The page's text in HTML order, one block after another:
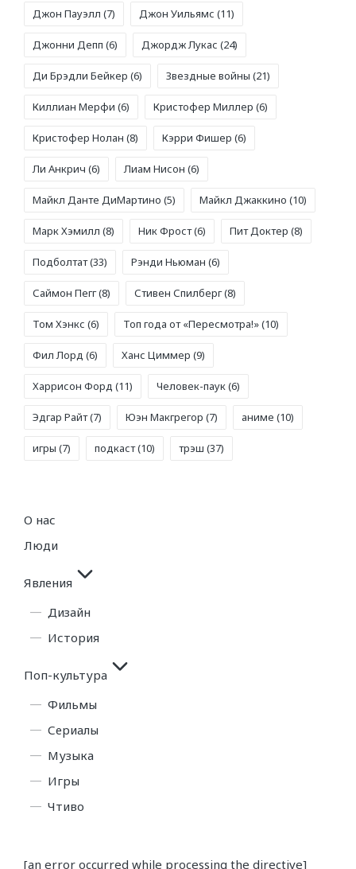
Джон Пауэлл (7) Джон Уильямс (11)
Джонни Депп (6) Джордж Лукас (24)
Ди Брэдли Бейкер (6) Звездные войны (21)
Киллиан Мерфи (6) Кристофер Миллер (6)
Кристофер Нолан (8) Кэрри Фишер (6)
Ли Анкрич (6) Лиам Нисон (6)
Майкл Данте ДиМартино (5) Майкл Джаккино (10)
Марк Хэмилл (8) Ник Фрост(6) Пит Доктер (8)
Подболтат(33) Рэнди Ньюман (6)
Саймон Пегг(8) Стивен Спилберг(8)
Том Хэнкс (6) Топ года от «Пересмотра!»(10)
Фил Лорд (6) Ханс Циммер (9)
Харрисон Форд (11) Человек-паук(6)
Эдгар Райт(7) Юэн Макгрегор (7) аниме (10)
игры (7) подкаст(10) трэш (37)
О нас
Люди
Явления
Дизайн
История
Поп-культура
Фильмы
Сериалы
Музыка
Игры
Чтиво
[an error occurred while processing the directive]